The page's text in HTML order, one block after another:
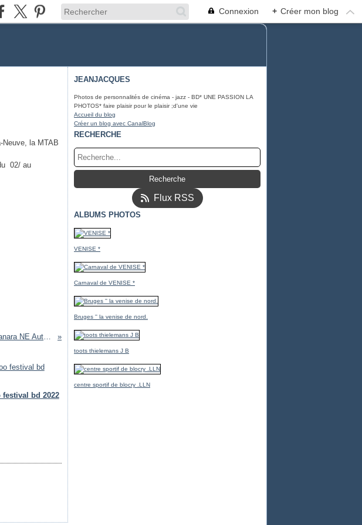
Connexion + Créer mon blog
la MTAB
02/ au
Les Femmes de Manara NE Auteur Milo Manara
festival bd 2022
JEANJACQUES
Photos de personnalités de cinéma - jazz - BD* UNE PASSION LA
PHOTOS* faire plaisir pour le plaisir ;d'une vie
Accueil du blog
Créer un blog avec CanalBlog
RECHERCHE
Flux RSS
ALBUMS PHOTOS
VENISE *
Carnaval de VENISE *
Bruges '' la venise de nord.
toots thielemans J B
centre sportif de blocry .LLN